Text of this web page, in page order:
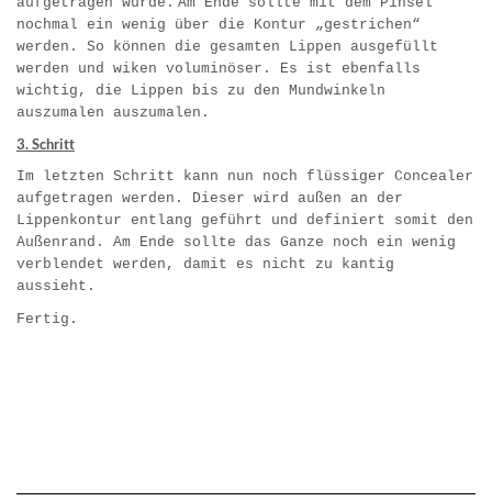
nochmal ein wenig über die Kontur „gestrichen“
werden. So können die gesamten Lippen ausgefüllt
werden und wiken voluminöser. Es ist ebenfalls
wichtig, die Lippen bis zu den Mundwinkeln
auszumalen auszumalen.
3. Schritt
Im letzten Schritt kann nun noch flüssiger Concealer
aufgetragen werden. Dieser wird außen an der
Lippenkontur entlang geführt und definiert somit den
Außenrand. Am Ende sollte das Ganze noch ein wenig
verblendet werden, damit es nicht zu kantig
aussieht.
Fertig.